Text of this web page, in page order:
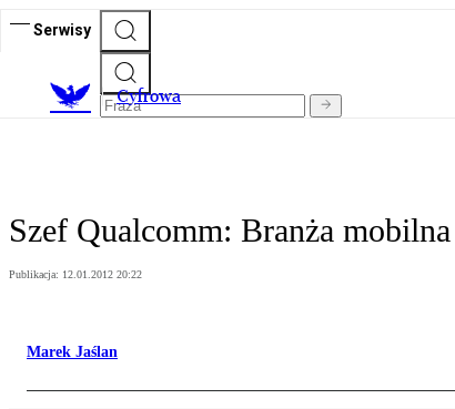
Serwisy
Cyfrowa
Szef Qualcomm: Branża
Publikacja: 12.01.2012 20:22
Marek Jaślan